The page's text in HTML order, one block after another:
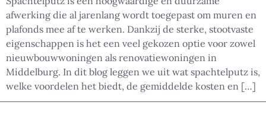
afwerking die al jarenlang wordt toegepast om muren en
plafonds mee af te werken. Dankzij de sterke, stootvaste
eigenschappen is het een veel gekozen optie voor zowel
nieuwbouwwoningen als renovatiewoningen in
Middelburg. In dit blog leggen we uit wat spachtelputz is,
welke voordelen het biedt, de gemiddelde kosten en […]